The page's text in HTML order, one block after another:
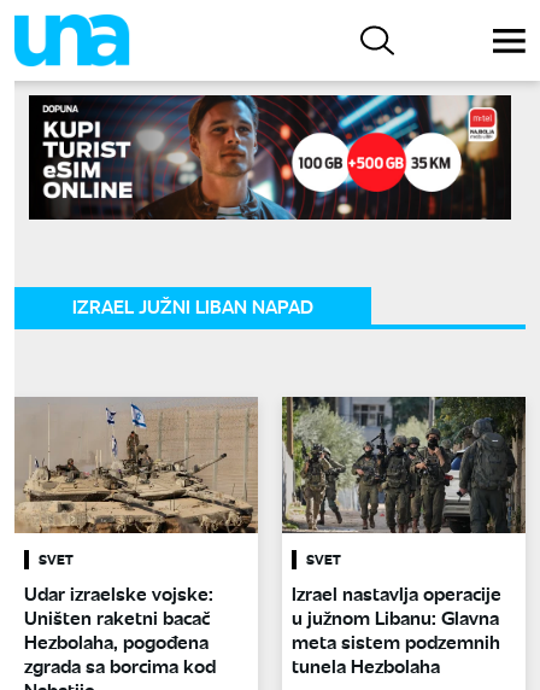
IZRAEL JUŽNI LIBAN NAPAD
SVET
Udar izraelske vojske:
Uništen raketni bacač
Hezbolaha, pogođena
zgrada sa borcima kod
SVET
Izrael nastavlja operacije
u južnom Libanu: Glavna
meta sistem podzemnih
tunela Hezbolaha